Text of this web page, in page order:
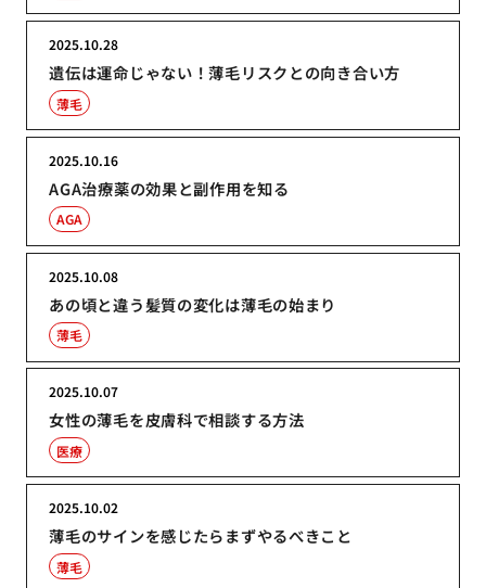
遺伝は運命じゃない！薄毛リスクとの向き合い方
2025.10.28
薄毛
AGA治療薬の効果と副作用を知る
2025.10.16
AGA
あの頃と違う髪質の変化は薄毛の始まり
2025.10.08
薄毛
女性の薄毛を皮膚科で相談する方法
2025.10.07
医療
薄毛のサインを感じたらまずやるべきこと
2025.10.02
薄毛